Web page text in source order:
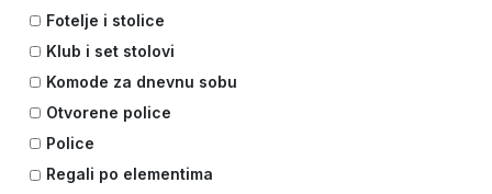
Fotelje i stolice
Klub i set stolovi
Komode za dnevnu sobu
Otvorene police
Police
Regali po elementima